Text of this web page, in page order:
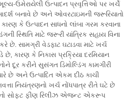
ઉમેરાયેલી ઉત્પાદન પ્રવૃત્તિઓ પર ખર્ચે
બનાવે છે અને ઓવરટાઇમની જરૂરિયાતો
કે ઉત્પાદન સાધનો લાંબા ગરમ કરવાના
સ્થિતિ માટે જરૂરી યાંત્રિક સહાય વિના
છે. સામગ્રી વેડફાટ ઘટાડવા માટે ખર્ચ
કારણ કે નિકાસ પ્રક્રિયા દરમિયાન
દૂર કરીને સુસંગત ડિમોલ્ડિંગ કામગીરી
છે અને ઉત્પાદિત એકમ દીઠ કાચી
નિયંત્રણનો ખર્ચ નોંધપાત્ર રીતે ઘટે છે
સોફ્ટ ફીણ રિલીઝ એજન્ટ એકરૂપ